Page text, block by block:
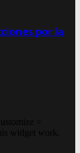
por la
>
widget work.